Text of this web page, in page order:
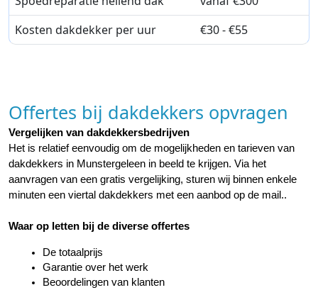
Kosten dakdekker per uur
€30 - €55
Offertes bij dakdekkers opvragen
Vergelijken van dakdekkersbedrijven
Het is relatief eenvoudig om de mogelijkheden en tarieven van
dakdekkers in Munstergeleen in beeld te krijgen. Via het
aanvragen van een gratis vergelijking, sturen wij binnen enkele
minuten een viertal dakdekkers met een aanbod op de mail..
Waar op letten bij de diverse offertes
De totaalprijs
Garantie over het werk
Beoordelingen van klanten